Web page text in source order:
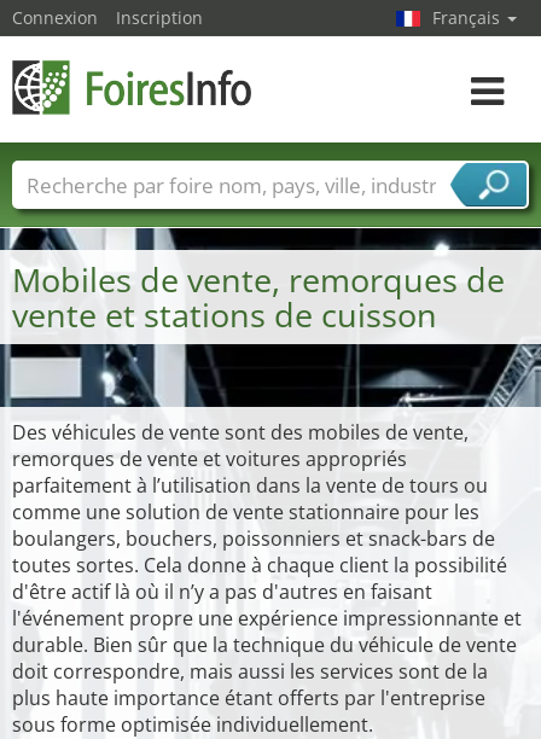
Mobiles de vente, remorques de
vente et stations de cuisson
Des véhicules de vente sont des mobiles de vente,
remorques de vente et voitures appropriés
parfaitement à l’utilisation dans la vente de tours ou
comme une solution de vente stationnaire pour les
boulangers, bouchers, poissonniers et snack-bars de
toutes sortes. Cela donne à chaque client la possibilité
d'être actif là où il n’y a pas d'autres en faisant
l'événement propre une expérience impressionnante et
durable. Bien sûr que la technique du véhicule de vente
doit correspondre, mais aussi les services sont de la
plus haute importance étant offerts par l'entreprise
sous forme optimisée individuellement.
Connexion Inscription Français
Toggle
Foire noms Pays Villes
Secteurs de foire
Secteurs du fournisseur de services